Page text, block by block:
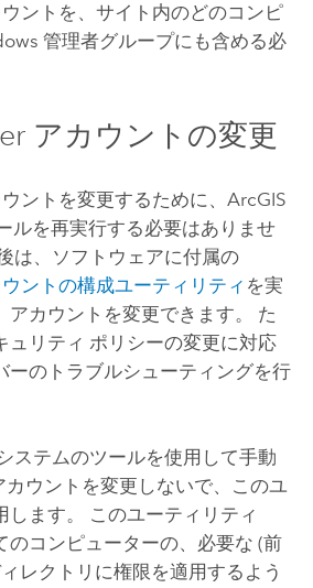
ントを、サイト内のどのコンピ
管理者グループにも含める必
アカウントの変更
ントを変更するために、 ArcGIS
ルを再実行する必要はありませ
は、ソフトウェアに付属の
ントの構成ユーティリティ を実
アカウントを変更できます。 た
ュリティ ポリシーの変更に対応
ーのトラブルシューティングを行
ステムのツールを使用して手動
ウントを変更しないで、このユ
します。 このユーティリティ
のコンピューターの、必要な (前
レクトリに権限を適用するよう